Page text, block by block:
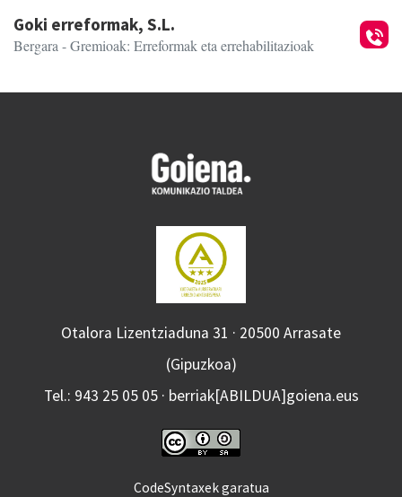
Goki erreformak, S.L.
Bergara- Gremioak: Erreformak eta errehabilitazioak
Otalora Lizentziaduna 31 · 20500 Arrasate
(Gipuzkoa)
Tel.: 943 25 05 05 · berriak[ABILDUA]goiena.eus
CodeSyntaxek garatua